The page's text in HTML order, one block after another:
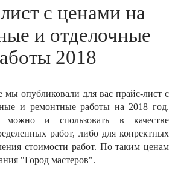
с ценами на
и отделочные
2018
мы опубликовали для вас прайс-лист с
и ремонтные работы на 2018 год.
и спользовать в качестве
работ, либо для конректных
стоимости работ. По таким ценам
"Город мастеров".